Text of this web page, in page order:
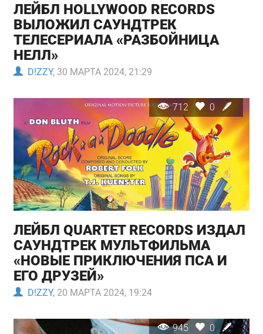
ЛЕЙБЛ HOLLYWOOD RECORDS
ВЫЛОЖИЛ САУНДТРЕК
ТЕЛЕСЕРИАЛА «РАЗБОЙНИЦА
НЕЛЛ»
D!ZZY, 30 МАРТА 2024, 21:29
712 0
ЛЕЙБЛ QUARTET RECORDS ИЗДАЛ
САУНДТРЕК МУЛЬТФИЛЬМА
«НОВЫЕ ПРИКЛЮЧЕНИЯ ПСА И
ЕГО ДРУЗЕЙ»
D!ZZY, 20 МАРТА 2024, 19:24
945 0